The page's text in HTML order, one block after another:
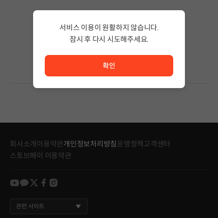
검색어의 단어 수를 줄이거나 필터조건을 변경하세요.
회사소개이용약관개인정보처리방침 운영정책고객센터
스토브페이 이용약관
youtube
kakao
twitter
facebook
instagram
관련 사이트
서비스 이용이 원활하지 않습니다.
잠시 후 다시 시도해주세요.
확인